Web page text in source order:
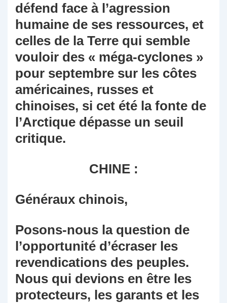
défend face à l’agression
humaine de ses ressources, et
celles de la Terre qui semble
vouloir des « méga-cyclones »
pour septembre sur les côtes
américaines, russes et
chinoises, si cet été la fonte de
l’Arctique dépasse un seuil
critique.
CHINE :
Généraux chinois,
Posons-nous la question de
l’opportunité d’écraser les
revendications des peuples.
Nous qui devions en être les
protecteurs, les garants et les